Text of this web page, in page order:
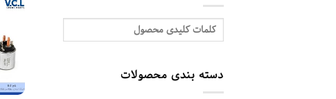
دسته بندی محصولات